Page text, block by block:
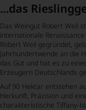
...das
Das Weingut Robert Weil
internationale
Robert Weil gegründet,
Jahrhundertwende an die
das Gut und hat es zu
Erzeugern Deutschlands
Auf 90 Hektar entstehen
Herkunft, Präzision und
charakteristische Tiffany-